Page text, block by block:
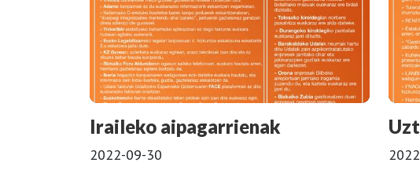
Iraileko aipagarrienak
2022-09-30